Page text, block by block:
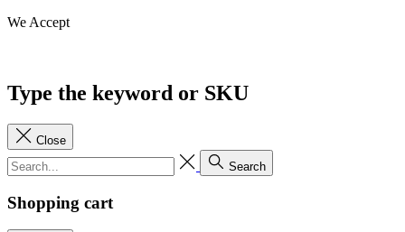
We Accept
Type the keyword or SKU
Close
Search
Shopping cart